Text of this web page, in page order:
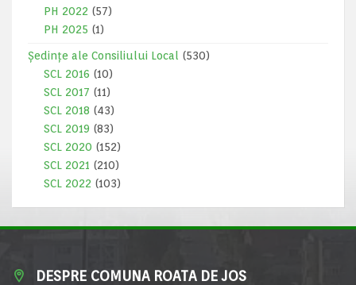
PH 2022 (57)
PH 2025 (1)
Ședințe ale Consiliului Local
(530)
SCL 2016 (10)
SCL 2017 (11)
SCL 2018 (43)
SCL 2019 (83)
SCL 2020 (152)
SCL 2021 (210)
SCL 2022 (103)
DESPRE COMUNA ROATA DE JOS